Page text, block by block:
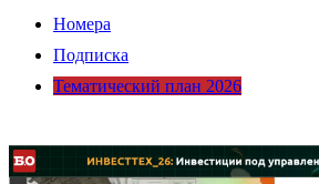
Номера
Подписка
Тематический план 2026